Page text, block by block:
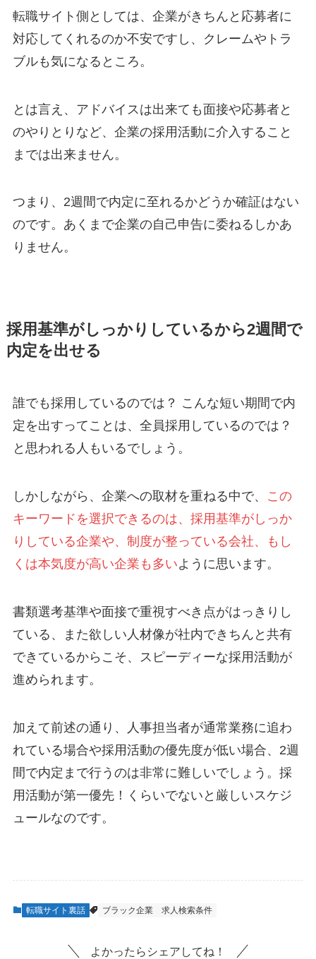
転職サイト側としては、企業がきちんと応募者に
対応してくれるのか不安ですし、クレームやトラ
ブルも気になるところ。
とは言え、アドバイスは出来ても面接や応募者と
のやりとりなど、企業の採用活動に介入すること
までは出来ません。
つまり、2週間で内定に至れるかどうか確証はない
のです。あくまで企業の自己申告に委ねるしかあ
りません。
採用基準がしっかりしているから2週間で
内定を出せる
誰でも採用しているのでは？ こんな短い期間で内
定を出すってことは、全員採用しているのでは？
と思われる人もいるでしょう。
しかしながら、企業への取材を重ねる中で、
この
キーワードを選択できるのは、採用基準がしっか
りしている企業や、制度が整っている会社、もし
くは本気度が高い企業も多いように思います。
書類選考基準や面接で重視すべき点がはっきりし
ている、また欲しい人材像が社内できちんと共有
できているからこそ、スピーディーな採用活動が
進められます。
加えて前述の通り、人事担当者が通常業務に追わ
れている場合や採用活動の優先度が低い場合、2週
間で内定まで行うのは非常に難しいでしょう。採
用活動が第一優先！くらいでないと厳しいスケジ
ュールなのです。
転職サイト裏話 ブラック企業 求人検索条件
よかったらシェアしてね！